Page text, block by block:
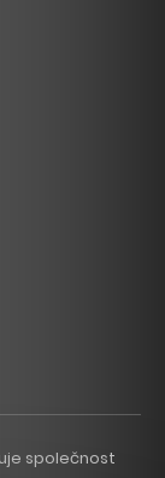
společnost